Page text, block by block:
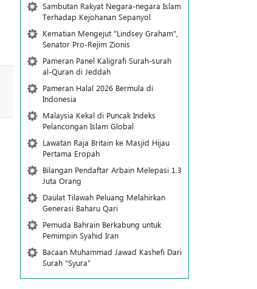
Sambutan Rakyat Negara-negara Islam
Terhadap Kejohanan Sepanyol
Kematian Mengejut "Lindsey Graham",
Senator Pro-Rejim Zionis
Pameran Panel Kaligrafi Surah-surah
al-Quran di Jeddah
Pameran Halal 2026 Bermula di
Indonesia
Malaysia Kekal di Puncak Indeks
Pelancongan Islam Global
Lawatan Raja Britain ke Masjid Hijau
Pertama Eropah
Bilangan Pendaftar Arbain Melepasi 1.3
Juta Orang
Daulat Tilawah Peluang Melahirkan
Generasi Baharu Qari
Pemuda Bahrain Berkabung untuk
Pemimpin Syahid Iran
Bacaan Muhammad Jawad Kashefi Dari
Surah "Syura"